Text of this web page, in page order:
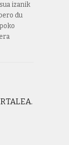
izanik
du